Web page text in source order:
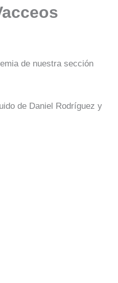
de nuestra sección
de Daniel Rodríguez y